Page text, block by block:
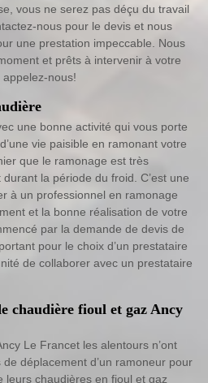
vous ne serez pas déçu du travail
nous pour le devis et nous
une prestation impeccable. Nous
et prêts à intervenir à votre
nous!
une bonne activité qui vous porte
vie paisible en ramonant votre
que le ramonage est très
la période du froid. C’est une
à un professionnel en ramonage
et la bonne réalisation de votre
par la demande de devis de
pour le choix d’un prestataire
de collaborer avec un prestataire
chaudière fioul et gaz Ancy
Le Francet les alentours n’ont
déplacement d’un ramoneur pour
leurs chaudières en fioul et gaz